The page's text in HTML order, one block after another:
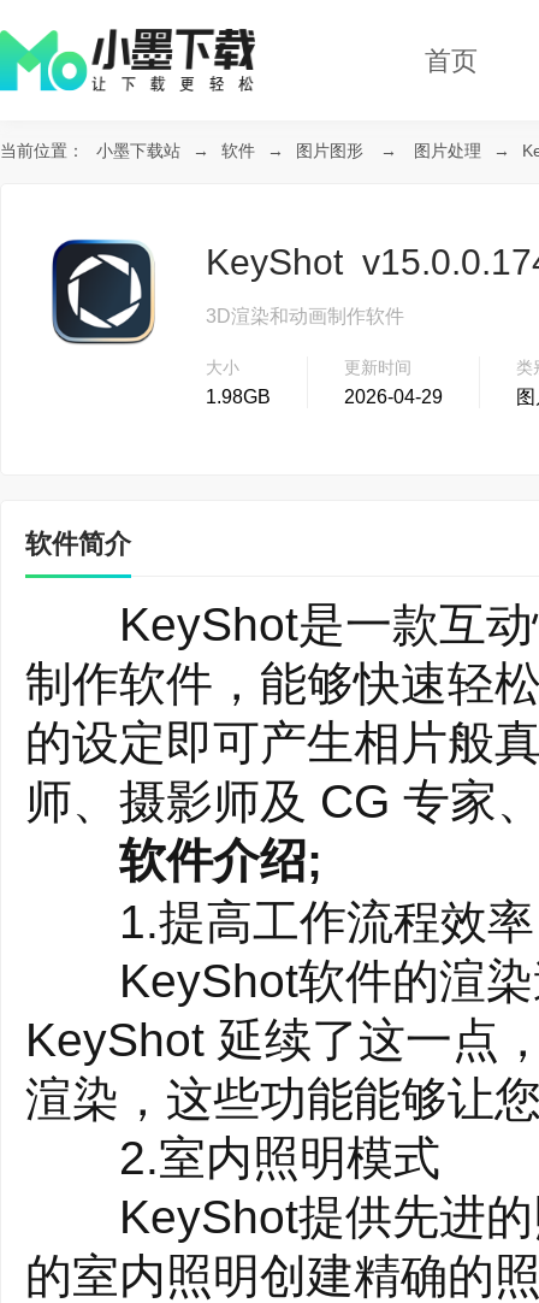
首页
当前位置： 小墨下载站 → 软件 → 图片图形 → 图片处理 →
KeyShot
3D渲染和动画制作软件
大小
1.98GB
更新时间
2026-04-29
类
软件简介
KeyShot是一款互动
制作软件，能够快速轻
的设定即可产生相片般
师、摄影师及 CG 专家
软件介绍;
1.提高工作流程效率
KeyShot软件的渲染
KeyShot 延续了这一点
渲染，这些功能能够让
2.室内照明模式
KeyShot提供先进的
的室内照明创建精确的